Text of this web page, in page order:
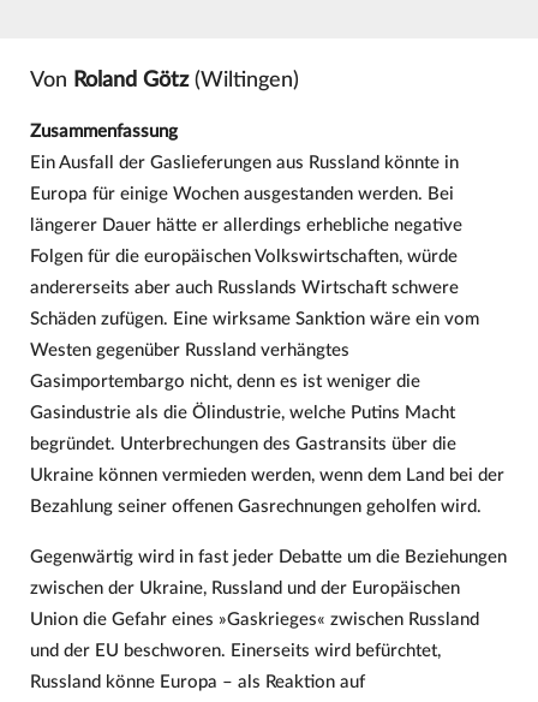
Von Roland Götz(Wiltingen)
Zusammenfassung
Ein Ausfall der Gaslieferungen aus Russland könnte in
Europa für einige Wochen ausgestanden werden. Bei
längerer Dauer hätte er allerdings erhebliche negative
Folgen für die europäischen Volkswirtschaften, würde
andererseits aber auch Russlands Wirtschaft schwere
Schäden zufügen. Eine wirksame Sanktion wäre ein vom
Westen gegenüber Russland verhängtes
Gasimportembargo nicht, denn es ist weniger die
Gasindustrie als die Ölindustrie, welche Putins Macht
begründet. Unterbrechungen des Gastransits über die
Ukraine können vermieden werden, wenn dem Land bei der
Bezahlung seiner offenen Gasrechnungen geholfen wird.
Gegenwärtig wird in fast jeder Debatte um die Beziehungen
zwischen der Ukraine, Russland und der Europäischen
Union die Gefahr eines »Gaskrieges« zwischen Russland
und der EU beschworen. Einerseits wird befürchtet,
Russland könne Europa – als Reaktion auf